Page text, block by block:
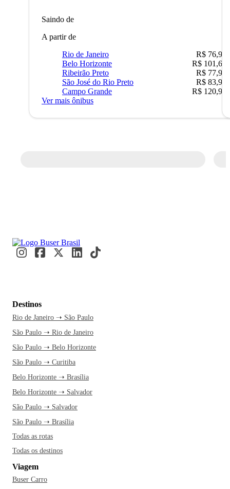
Saindo de
A partir de
Rio de Janeiro
R$ 76,90
Belo Horizonte
R$ 101,67
Ribeirão Preto
R$ 77,90
São José do Rio Preto
R$ 83,90
Campo Grande
R$ 120,90
Ver mais ônibus
Destinos
Rio de Janeiro ➝ São Paulo
São Paulo ➝ Rio de Janeiro
São Paulo ➝ Belo Horizonte
São Paulo ➝ Curitiba
Belo Horizonte ➝ Brasília
Belo Horizonte ➝ Salvador
São Paulo ➝ Salvador
São Paulo ➝ Brasília
Todas as rotas
Todas os destinos
Viagem
Buser Carro